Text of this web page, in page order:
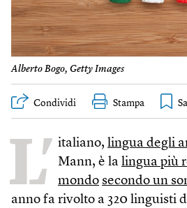
Alberto Bogo, Getty Images
Condividi Stampa
L’ italiano, lingua degli
Mann, è la lingua più
mondo secondo un
anno fa rivolto a 320 linguisti